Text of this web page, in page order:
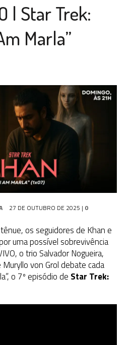
| Star Trek:
Marla”
27 DE OUTUBRO DE 2025 | 0
os seguidores de Khan e
uma possível sobrevivência
o trio Salvador Nogueira,
von Grol debate cada
o 7º episódio de Star Trek: